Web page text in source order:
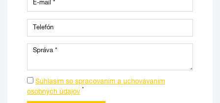
Súhlasím so spracovaním a uchovávaním
osobných údajov *